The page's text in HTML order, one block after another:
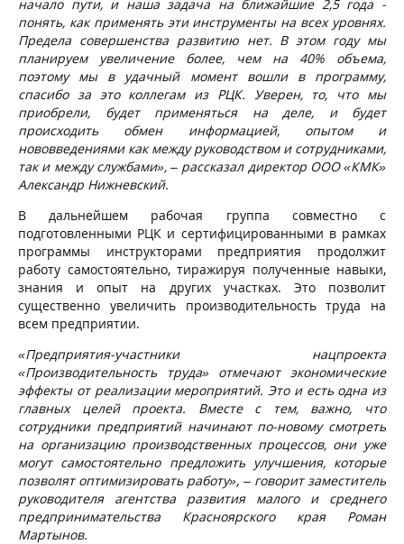
начало пути, и наша задача на ближайшие 2,5 года -
понять, как применять эти инструменты на всех уровнях.
Предела совершенства развитию нет. В этом году мы
планируем увеличение более, чем на 40% объема,
поэтому мы в удачный момент вошли в программу,
спасибо за это коллегам из РЦК. Уверен, то, что мы
приобрели, будет применяться на деле, и будет
происходить обмен информацией, опытом и
нововведениями как между руководством и сотрудниками,
так и между службами», – рассказал директор ООО «КМК»
Александр Нижневский.
В дальнейшем рабочая группа совместно с
подготовленными РЦК и сертифицированными в рамках
программы инструкторами предприятия продолжит
работу самостоятельно, тиражируя полученные навыки,
знания и опыт на других участках. Это позволит
существенно увеличить производительность труда на
всем предприятии.
«Предприятия-участники нацпроекта
«Производительность труда» отмечают экономические
эффекты от реализации мероприятий. Это и есть одна из
главных целей проекта. Вместе с тем, важно, что
сотрудники предприятий начинают по-новому смотреть
на организацию производственных процессов, они уже
могут самостоятельно предложить улучшения, которые
позволят оптимизировать работу», – говорит заместитель
руководителя агентства развития малого и среднего
предпринимательства Красноярского края Роман
Мартынов.